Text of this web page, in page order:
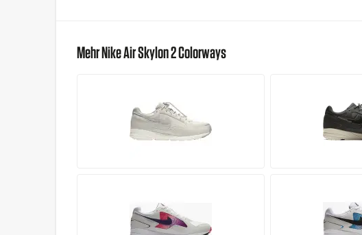
Mehr Nike Air Skylon 2 Colorways